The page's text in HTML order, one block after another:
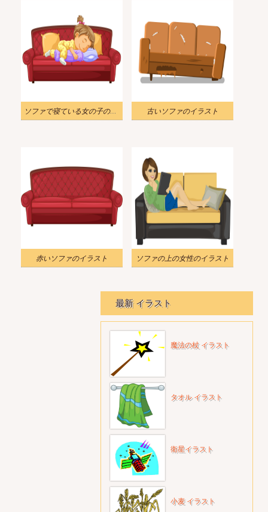
ソファで寝ている女の子のイラスト 古いソファのイラスト
赤いソファのイラスト ソファの上の女性のイラスト
最新 イラスト
魔法の杖 イラスト
タオル イラスト
衛星イラスト
小麦 イラスト